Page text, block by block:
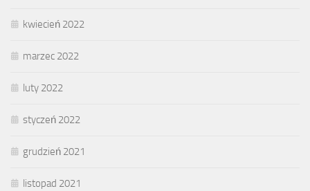
kwiecień 2022
marzec 2022
luty 2022
styczeń 2022
grudzień 2021
listopad 2021